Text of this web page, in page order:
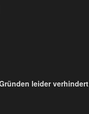
leider verhindert